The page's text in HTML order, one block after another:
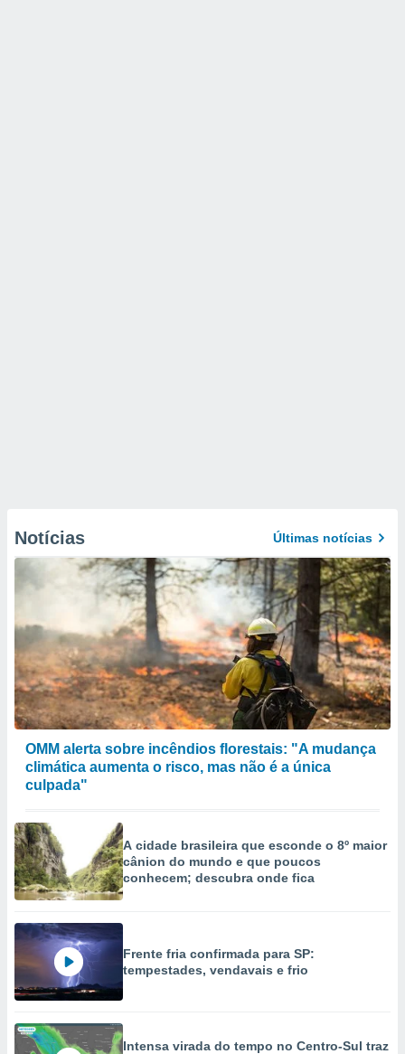
Notícias Últimas notícias
OMM alerta sobre incêndios florestais: "A mudança
climática aumenta o risco, mas não é a única
culpada"
A cidade brasileira que esconde o 8º maior
cânion do mundo e que poucos
conhecem; descubra onde fica
Frente fria confirmada para SP:
tempestades, vendavais e frio
Intensa virada do tempo no Centro-Sul traz